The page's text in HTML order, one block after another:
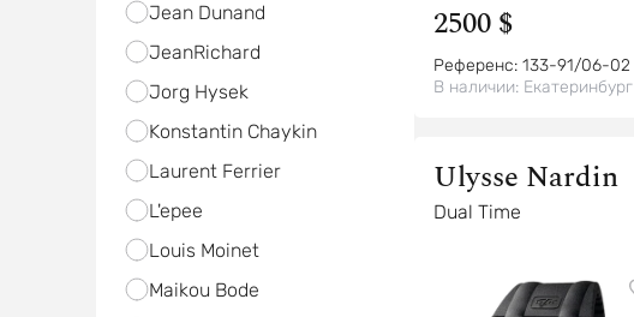
Jean Dunand
JeanRichard
Jorg Hysek
Konstantin Chaykin
Laurent Ferrier
L'epee
Louis Moinet
Maikou Bode
2500 $
Референс: 133-91/06-02
В наличии: Екатеринбург
Ulysse Nardin
Dual Time